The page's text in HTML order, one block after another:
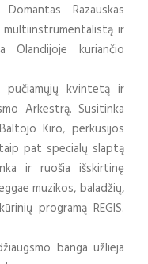
Razauskas
ir
Olandijoje kuriančio
kvintetą ir
Arkestrą. Susitinka
Kiro, perkusijos
pat specialų slaptą
ir ruošia išskirtinę
muzikos, baladžių,
programą REGIS.
banga užlieja